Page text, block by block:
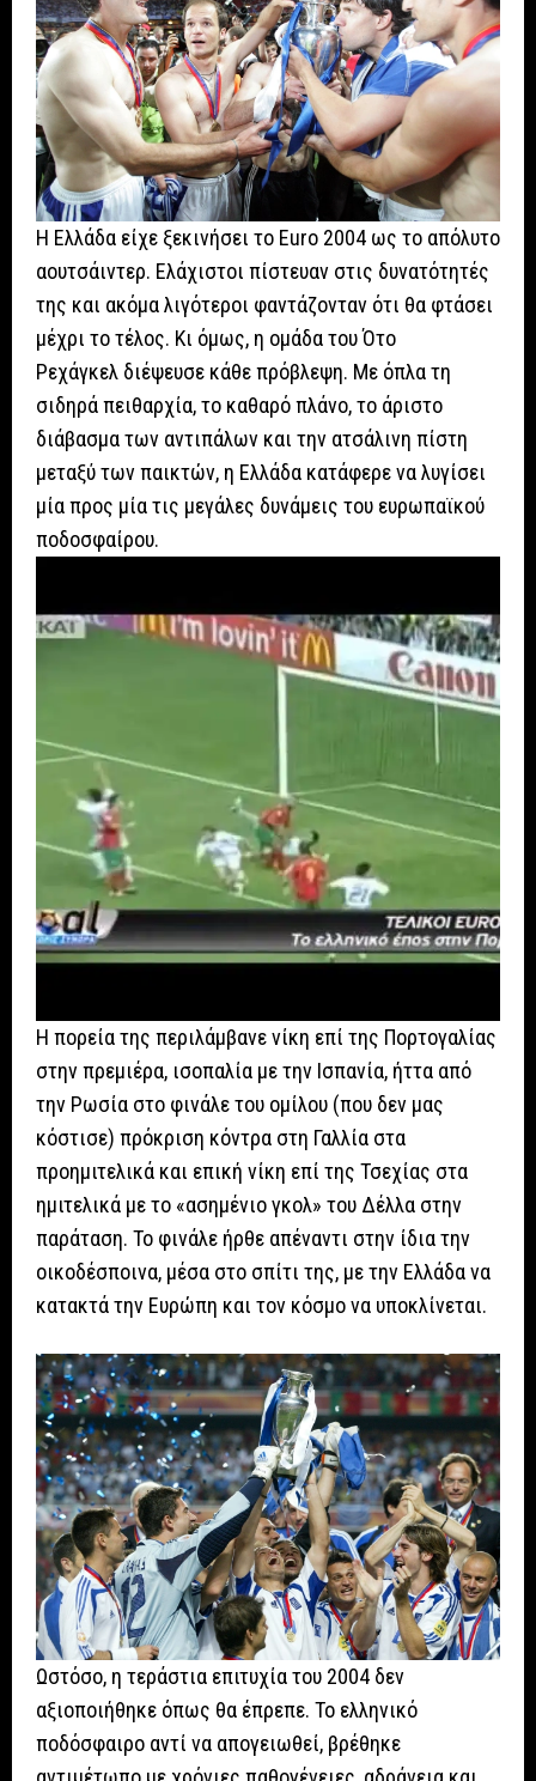
Η Ελλάδα είχε ξεκινήσει το Euro 2004 ως το απόλυτο
αουτσάιντερ. Ελάχιστοι πίστευαν στις δυνατότητές
της και ακόμα λιγότεροι φαντάζονταν ότι θα φτάσει
μέχρι το τέλος. Κι όμως, η ομάδα του Ότο
Ρεχάγκελ διέψευσε κάθε πρόβλεψη. Με όπλα τη
σιδηρά πειθαρχία, το καθαρό πλάνο, το άριστο
διάβασμα των αντιπάλων και την ατσάλινη πίστη
μεταξύ των παικτών, η Ελλάδα κατάφερε να λυγίσει
μία προς μία τις μεγάλες δυνάμεις του ευρωπαϊκού
ποδοσφαίρου.
Η πορεία της περιλάμβανε νίκη επί της Πορτογαλίας
στην πρεμιέρα, ισοπαλία με την Ισπανία, ήττα από
την Ρωσία στο φινάλε του ομίλου (που δεν μας
κόστισε) πρόκριση κόντρα στη Γαλλία στα
προημιτελικά και επική νίκη επί της Τσεχίας στα
ημιτελικά με το «ασημένιο γκολ» του Δέλλα στην
παράταση. Το φινάλε ήρθε απέναντι στην ίδια την
οικοδέσποινα, μέσα στο σπίτι της, με την Ελλάδα να
κατακτά την Ευρώπη και τον κόσμο να υποκλίνεται.
Ωστόσο, η τεράστια επιτυχία του 2004 δεν
αξιοποιήθηκε όπως θα έπρεπε. Το ελληνικό
ποδόσφαιρο αντί να απογειωθεί, βρέθηκε